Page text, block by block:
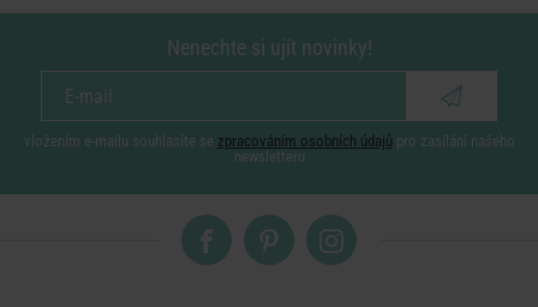
Nenechte si ujít novinky!
vložením e-mailu souhlasíte se zpracováním osobních údajů pro zasílání našeho
newsletteru